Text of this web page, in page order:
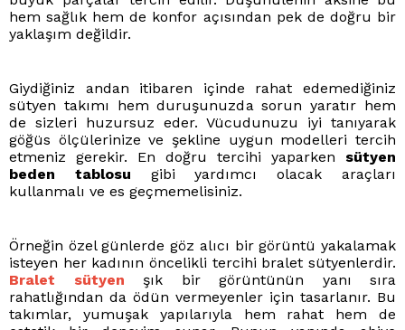
hem sağlık hem de konfor açısından pek de doğru bir
yaklaşım değildir.
Giydiğiniz andan itibaren içinde rahat edemediğiniz
sütyen takımı hem duruşunuzda sorun yaratır hem
de sizleri huzursuz eder. Vücudunuzu iyi tanıyarak
göğüs ölçülerinize ve şekline uygun modelleri tercih
etmeniz gerekir. En doğru tercihi yaparken sütyen
beden tablosu gibi yardımcı olacak araçları
kullanmalı ve es geçmemelisiniz.
Örneğin özel günlerde göz alıcı bir görüntü yakalamak
isteyen her kadının öncelikli tercihi bralet sütyenlerdir.
Bralet sütyen şık bir görüntünün yanı sıra
rahatlığından da ödün vermeyenler için tasarlanır. Bu
takımlar, yumuşak yapılarıyla hem rahat hem de